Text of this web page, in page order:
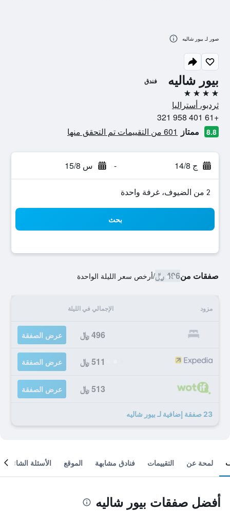
بيور شاليه فندق
4 نجوم
ثردبو، أستراليا
+61 401 958 321
8.8 ممتاز 601 من التقييمات تم التحقق منها
ج 14/8 - س 15/8
2 من الضيوف، غرفة واحدة
بحث
صفقات من496 ﷼ /أرخص سعر الليلة الواحدة
مزود الإجمالي في الليلة
496 ﷼ عرض الصفقة
511 ﷼ عرض الصفقة
513 ﷼ عرض الصفقة
23 صفقة إضافية لـ بيور شاليه
صور لـ بيور شاليه
لمحة عن التقييمات فنادق مشابهة الموقع الأسئلة الشائعة
أفضل صفقات بيور شاليه